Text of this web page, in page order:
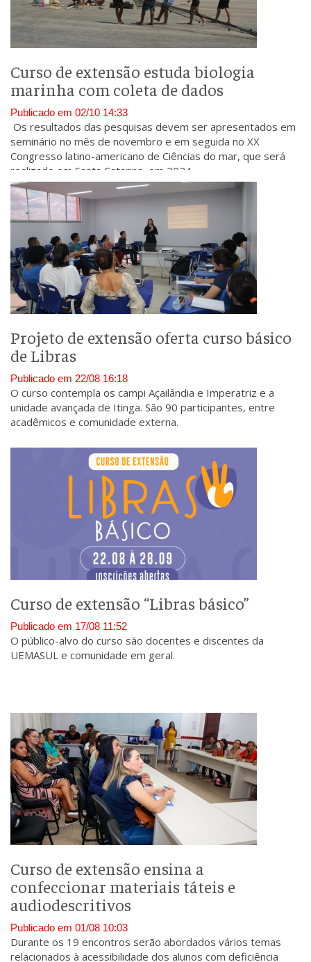
Curso de extensão estuda biologia
marinha com coleta de dados
Publicado em 02/10 14:33
Os resultados das pesquisas devem ser apresentados em
seminário no mês de novembro e em seguida no XX
Congresso latino-americano de Ciências do mar, que será
realizado em Santa Catarina, em 2024.
Projeto de extensão oferta curso básico
de Libras
Publicado em 22/08 16:18
O curso contempla os campi Açailândia e Imperatriz e a
unidade avançada de Itinga. São 90 participantes, entre
acadêmicos e comunidade externa.
Curso de extensão “Libras básico”
Publicado em 17/08 11:52
O público-alvo do curso são docentes e discentes da
UEMASUL e comunidade em geral.
Curso de extensão ensina a
confeccionar materiais táteis e
audiodescritivos
Publicado em 01/08 10:03
Durante os 19 encontros serão abordados vários temas
relacionados à acessibilidade dos alunos com deficiência